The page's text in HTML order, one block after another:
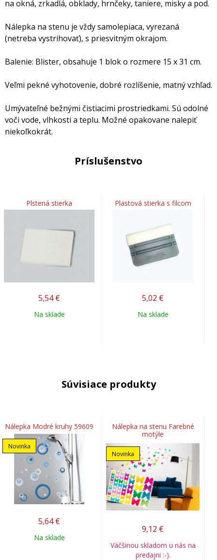
na okná, zrkadlá, obklady, hrnčeky, taniere, misky a pod.
Nálepka na stenu je vždy samolepiaca, vyrezaná
(netreba vystrihovať), s priesvitným okrajom.
Balenie: Blister, obsahuje 1 blok o rozmere 15 x 31 cm.
Veľmi pekné vyhotovenie, dobré rozlíšenie, matný vzhľad.
Umývateľné bežnými čistiacimi prostriedkami. Sú odolné
voči vode, vlhkosti a teplu. Možné opakovane nalepiť
niekoľkokrát.
Príslušenstvo
Plstená stierka
5,54 €
Na sklade
Plastová stierka s filcom
5,02 €
Na sklade
Súvisiace produkty
Nálepka Modré kruhy 59609
Novinka
5,64 €
Na sklade
Nálepka na stenu Farebné
motýle
Novinka
9,12 €
Väčšinou skladom u nás na
predajni :-).